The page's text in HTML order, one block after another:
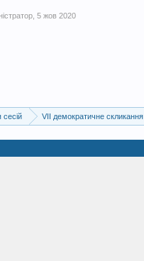
5 жов 2020
сесій VII демократичне скликання